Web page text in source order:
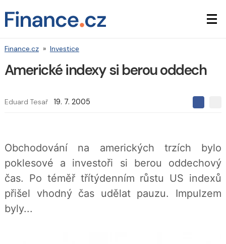
Finance.cz » Investice
Americké indexy si berou oddech
Eduard Tesař 19. 7. 2005
S
e
t
S
e
a
F
a
j
e
n
a
í
Obchodování na amerických trzích bylo
poklesové a investoři si berou oddechový
čas. Po téměř třítýdenním růstu US indexů
přišel vhodný čas udělat pauzu. Impulzem
byly...